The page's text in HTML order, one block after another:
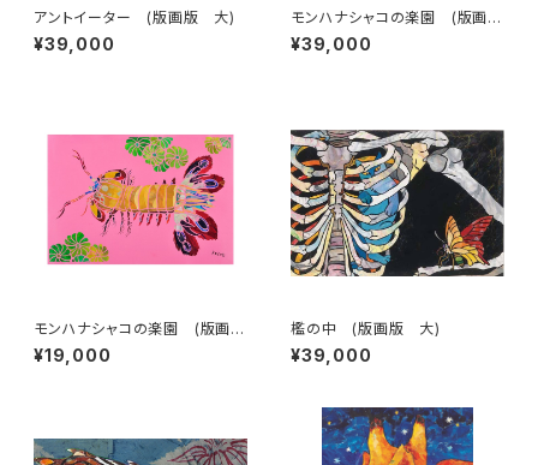
アントイーター (版画版 大)
¥39,000
モンハナシャコの楽園 (版画
版 大)
¥39,000
モンハナシャコの楽園 (版画
版 小)
¥19,000
檻の中 (版画版 大)
¥39,000